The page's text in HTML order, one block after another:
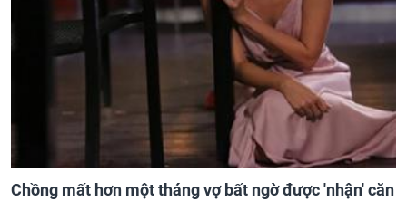
Chồng mất hơn một tháng vợ bất ngờ được 'nhận' căn